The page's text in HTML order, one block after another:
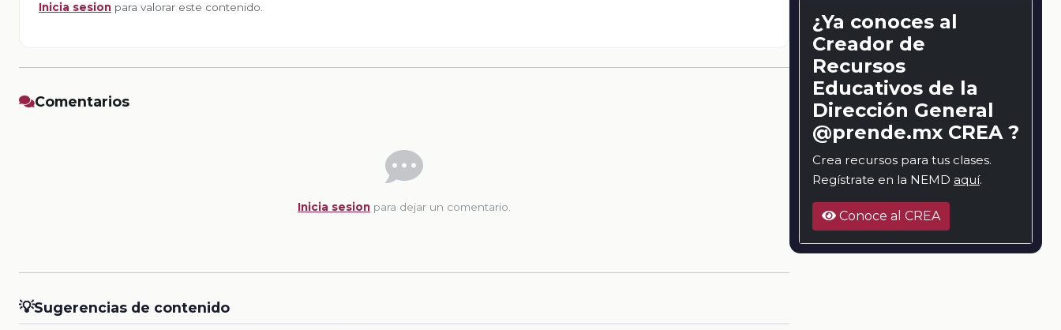
Inicia sesion para valorar este contenido.
Comentarios
Inicia sesion para dejar un comentario.
💡Sugerencias de contenido
¿Ya conoces al
Creador de
Recursos
Educativos de la
Dirección General
@prende.mx CREA ?
Crea recursos para tus clases.
Regístrate en la NEMD aquí.
Conoce al CREA